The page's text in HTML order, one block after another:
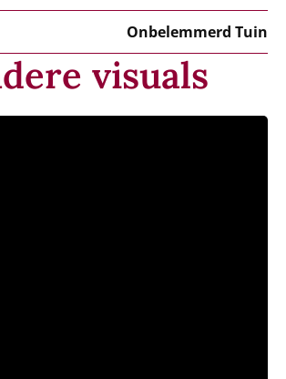
Onbelemmerd Tuin
visuals